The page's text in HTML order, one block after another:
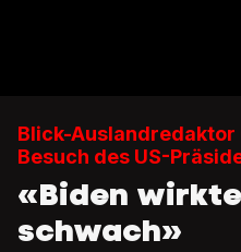
Blick-Auslandredaktor
Besuch des US-
«Biden
schwach»